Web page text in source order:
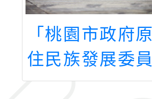
114學年度成立
桃園市龍潭區梅
龍國民小學(校